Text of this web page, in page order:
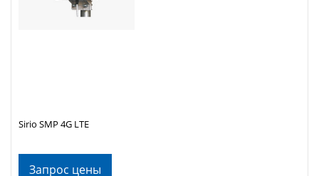
Запрос цены
Sirio SMP 4G LTE